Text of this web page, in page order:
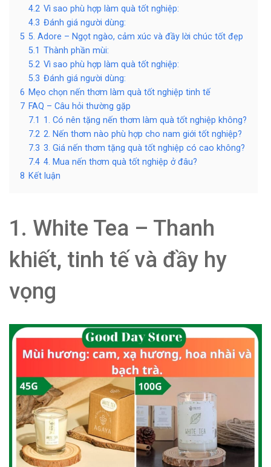
4.2 Vì sao phù hợp làm quà tốt nghiệp:
4.3 Đánh giá người dùng:
5 5. Adore – Ngọt ngào, cảm xúc và đầy lời chúc tốt đẹp
5.1 Thành phần mùi:
5.2 Vì sao phù hợp làm quà tốt nghiệp:
5.3 Đánh giá người dùng:
6 Mẹo chọn nến thơm làm quà tốt nghiệp tinh tế
7 FAQ – Câu hỏi thường gặp
7.1 1. Có nên tặng nến thơm làm quà tốt nghiệp không?
7.2 2. Nến thơm nào phù hợp cho nam giới tốt nghiệp?
7.3 3. Giá nến thơm tặng quà tốt nghiệp có cao không?
7.4 4. Mua nến thơm quà tốt nghiệp ở đâu?
8 Kết luận
1. White Tea – Thanh
khiết, tinh tế và đầy hy
vọng